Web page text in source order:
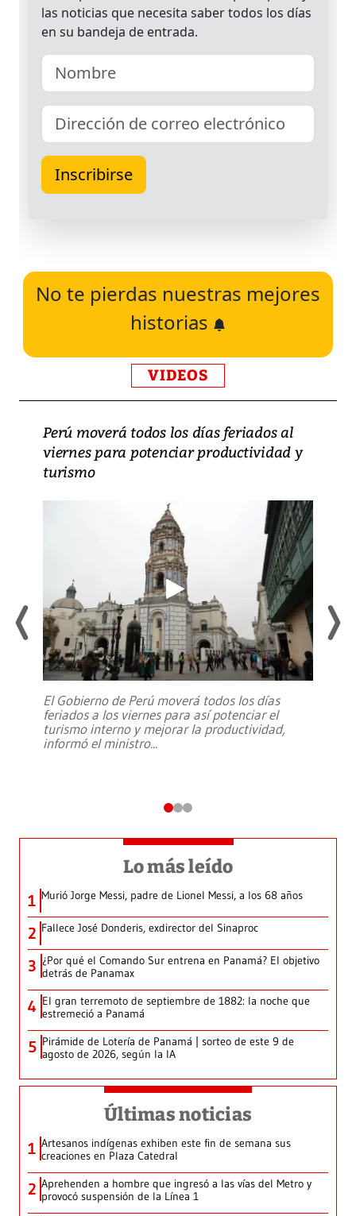
No te pierdas nuestras mejores
historias
VIDEOS
Perú moverá todos los días feriados al
viernes para potenciar productividad y
turismo
El Gobierno de Perú moverá todos los días
feriados a los viernes para así potenciar el
turismo interno y mejorar la productividad,
informó el ministro...
Lo más leído
1 Murió Jorge Messi, padre de Lionel Messi, a los 68 años
2 Fallece José Donderis, exdirector del Sinaproc
3 ¿Por qué el Comando Sur entrena en Panamá? El objetivo
detrás de Panamax
4 El gran terremoto de septiembre de 1882: la noche que
estremeció a Panamá
5 Pirámide de Lotería de Panamá | sorteo de este 9 de
agosto de 2026, según la IA
Últimas noticias
1 Artesanos indígenas exhiben este fin de semana sus
creaciones en Plaza Catedral
2 Aprehenden a hombre que ingresó a las vías del Metro y
provocó suspensión de la Línea 1